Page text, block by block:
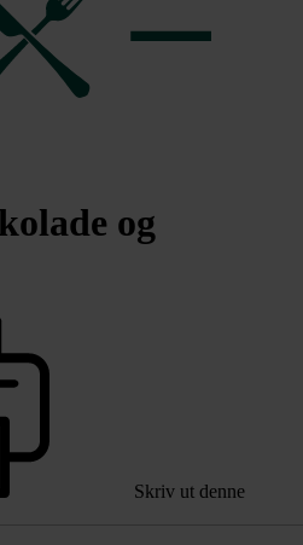
og
Skriv ut denne